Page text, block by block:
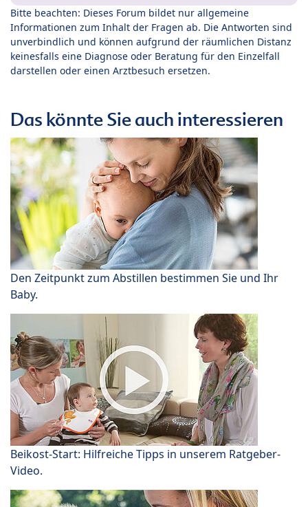
Bitte beachten: Dieses Forum bildet nur allgemeine
Informationen zum Inhalt der Fragen ab. Die Antworten sind
unverbindlich und können aufgrund der räumlichen Distanz
keinesfalls eine Diagnose oder Beratung für den Einzelfall
darstellen oder einen Arztbesuch ersetzen.
Das könnte Sie auch interessieren
Den Zeitpunkt zum Abstillen bestimmen Sie und Ihr
Baby.
Beikost-Start: Hilfreiche Tipps in unserem Ratgeber-
Video.